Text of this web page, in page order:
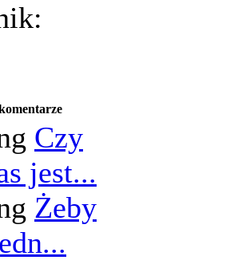
Czy
jest...
Żeby